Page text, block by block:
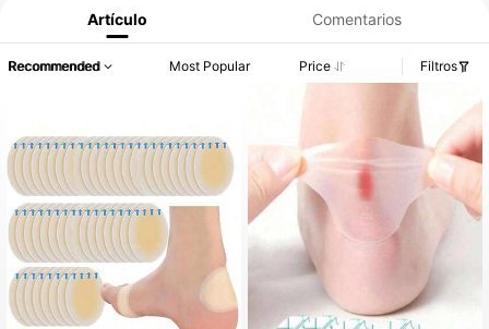
Artículo Comentarios
Recommended Most Popular Price Filtros